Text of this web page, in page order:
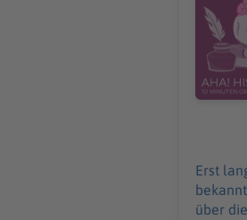
Erst
über die